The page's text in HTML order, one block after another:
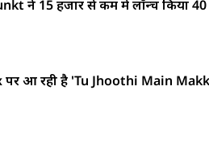
ने 15 हजार से कम में लॉन्च किया 40
आ रही है 'Tu Jhoothi Main